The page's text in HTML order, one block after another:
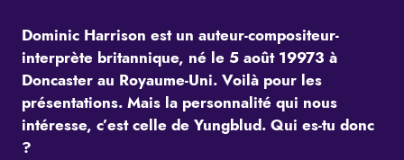
Dominic Harrison est un auteur-compositeur-
interprète britannique, né le 5 août 19973 à
Doncaster au Royaume-Uni. Voilà pour les
présentations. Mais la personnalité qui nous
intéresse, c’est celle de Yungblud. Qui es-tu donc
?